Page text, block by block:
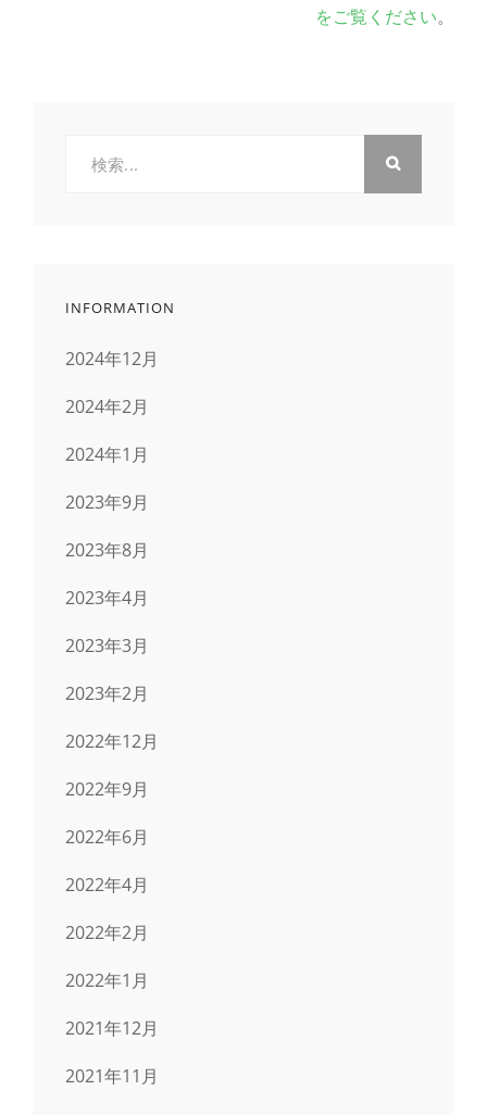
をご覧ください。
INFORMATION
2024年12月
2024年2月
2024年1月
2023年9月
2023年8月
2023年4月
2023年3月
2023年2月
2022年12月
2022年9月
2022年6月
2022年4月
2022年2月
2022年1月
2021年12月
2021年11月